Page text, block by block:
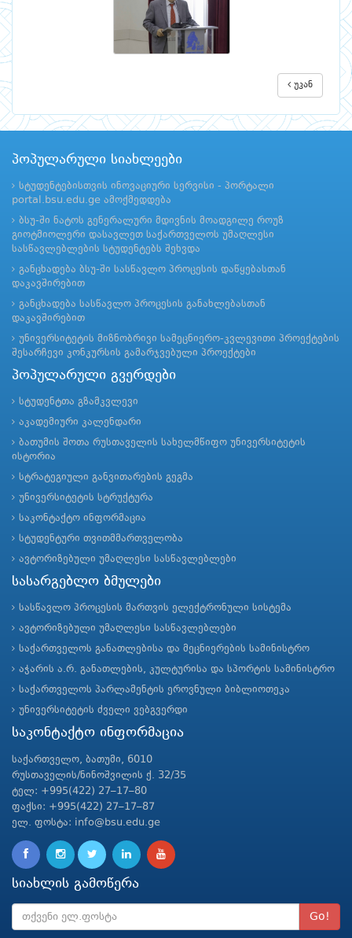
უკან
პოპულარული სიახლეები
სტუდენტებისთვის ინოვაციური სერვისი - პორტალი
portal.bsu.edu.ge ამოქმედდება
ბსუ-ში ნატოს გენერალური მდივნის მოადგილე როუზ
გიოტმიოლერი დასავლეთ საქართველოს უმაღლესი
სასწავლებლების სტუდენტებს შეხვდა
განცხადება ბსუ-ში სასწავლო პროცესის დაწყებასთან
დაკავშირებით
განცხადება სასწავლო პროცესის განახლებასთან
დაკავშირებით
უნივერსიტეტის მიზნობრივი სამეცნიერო-კვლევითი პროექტების
შესარჩევი კონკურსის გამარჯვებული პროექტები
პოპულარული გვერდები
სტუდენტთა გზამკვლევი
აკადემიური კალენდარი
ბათუმის შოთა რუსთაველის სახელმწიფო უნივერსიტეტის
ისტორია
სტრატეგიული განვითარების გეგმა
უნივერსიტეტის სტრუქტურა
საკონტაქტო ინფორმაცია
სტუდენტური თვითმმართველობა
ავტორიზებული უმაღლესი სასწავლებლები
სასარგებლო ბმულები
სასწავლო პროცესის მართვის ელექტრონული სისტემა
ავტორიზებული უმაღლესი სასწავლებლები
საქართველოს განათლებისა და მეცნიერების სამინისტრო
აჭარის ა.რ. განათლების, კულტურისა და სპორტის სამინისტრო
საქართველოს პარლამენტის ეროვნული ბიბლიოთეკა
უნივერსიტეტის ძველი ვებგვერდი
საკონტაქტო ინფორმაცია
საქართველო, ბათუმი, 6010
რუსთაველის/ნინოშვილის ქ. 32/35
ტელ: +995(422) 27–17–80
ფაქსი: +995(422) 27–17–87
ელ. ფოსტა: info@bsu.edu.ge
სიახლის გამოწერა
Go!